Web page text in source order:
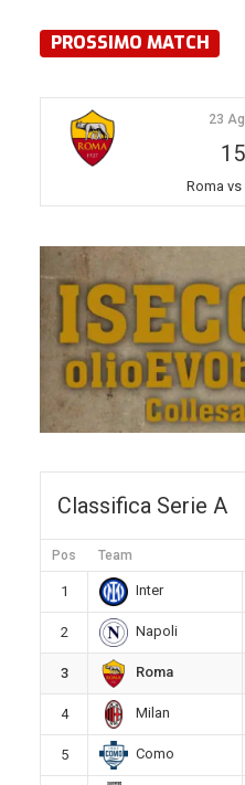
PROSSIMO MATCH
23
Roma vs
Classifica Serie A
Pos Team
1 Inter
2 Napoli
3 Roma
4 Milan
5 Como